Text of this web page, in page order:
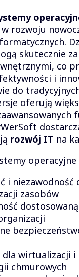
rozwoju
skutecznie
co
i
do
oferują
rozwój IT na
operacyjne
i niezawodność
zasobów
dla wirtualizacji i
chmurowych